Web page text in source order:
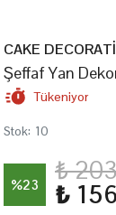
CAKE
Şeffaf Yan
Tükeniyor
Stok: 10
%23 ₺
₺ 156